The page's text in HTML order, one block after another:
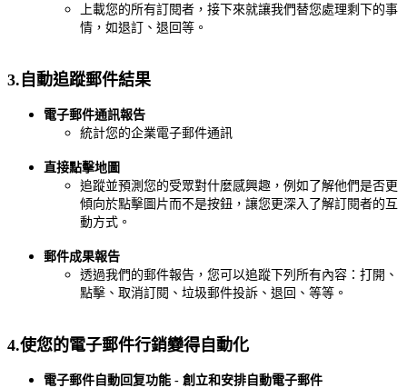
上載您的所有訂閱者，接下來就讓我們替您處理剩下的事
情，如退訂、退回等。
3.自動追蹤郵件結果
電子郵件通訊報告
統計您的企業電子郵件通訊
直接點擊地圖
追蹤並預測您的受眾對什麼感興趣，例如了解他們是否更
傾向於點擊圖片而不是按鈕，讓您更深入了解訂閱者的互
動方式。
郵件成果報告
透過我們的郵件報告，您可以追蹤下列所有內容：打開、
點擊、取消訂閱、垃圾郵件投訴、退回、等等。
4.使您的電子郵件行銷變得自動化
電子郵件自動回复功能 - 創立和安排自動電子郵件